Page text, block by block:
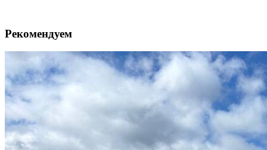
Рекомендуем